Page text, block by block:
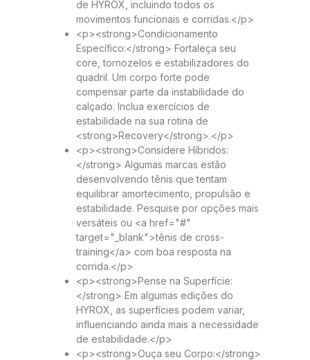
de HYROX, incluindo todos os
movimentos funcionais e corridas.</p>
<p><strong>Condicionamento
Específico:</strong> Fortaleça seu
core, tornozelos e estabilizadores do
quadril. Um corpo forte pode
compensar parte da instabilidade do
calçado. Inclua exercícios de
estabilidade na sua rotina de
<strong>Recovery</strong>.</p>
<p><strong>Considere Híbridos:
</strong> Algumas marcas estão
desenvolvendo tênis que tentam
equilibrar amortecimento, propulsão e
estabilidade. Pesquise por opções mais
versáteis ou <a href="#"
target="_blank">tênis de cross-
training</a> com boa resposta na
corrida.</p>
<p><strong>Pense na Superfície:
</strong> Em algumas edições do
HYROX, as superfícies podem variar,
influenciando ainda mais a necessidade
de estabilidade.</p>
<p><strong>Ouça seu Corpo:</strong>